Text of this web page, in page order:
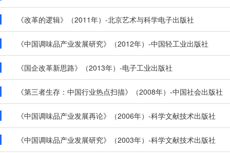
《改革的逻辑》（2011年）-北京艺术与科学电子出版社
《中国调味品产业发展研究》（2012年）-中国轻工业出版社
《国企改革新思路》（2013年）-电子工业出版社
《第三者生存：中国行业热点扫描》（2008年）-中国社会出版社
《中国调味品产业发展再论》（2006年）-科学文献技术出版社
《中国调味品产业发展研究》（2003年）-科学文献技术出版社